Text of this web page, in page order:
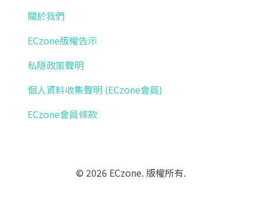
關於我們
ECzone版權告示
私隱政策聲明
個人資料收集聲明 (ECzone會員)
ECzone會員條款
© 2026 ECzone. 版權所有.